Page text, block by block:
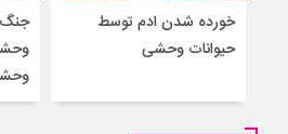
خورده شدن ادم توسط
حیوانات وحشی
جنگ